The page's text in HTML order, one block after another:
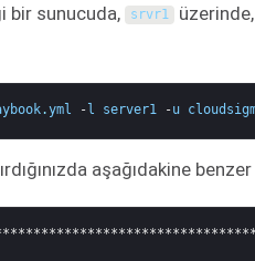
bir sunucuda, srvr1
.yml - l server1 -u
aşağıdakine benzer